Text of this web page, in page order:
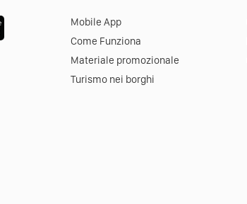
Mobile App
Come Funziona
Materiale promozionale
Turismo nei borghi